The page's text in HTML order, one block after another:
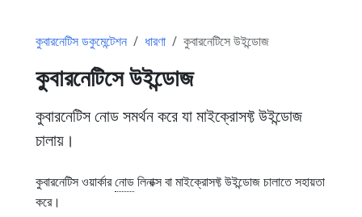
কুবারনেটিস ডকুমেন্টেশন ধারণা কুবারনেটিসে উইন্ডোজ
কুবারনেটিসে উইন্ডোজ
কুবারনেটিস নোড সমর্থন করে যা মাইক্রোসফ্ট উইন্ডোজ
চালায়।
কুবারনেটিস ওয়ার্কারনোডলিনাক্স বা মাইক্রোসফ্ট উইন্ডোজ চালাতে সহায়তা
করে।